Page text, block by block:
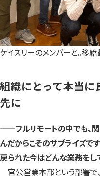
ケイスリーのメンバーと。移
組織にとって本当
先に
——フルリモートの中でも、
んだからこそのサプライズで
戻られた今はどんな業務をし
官公営業本部という部署で